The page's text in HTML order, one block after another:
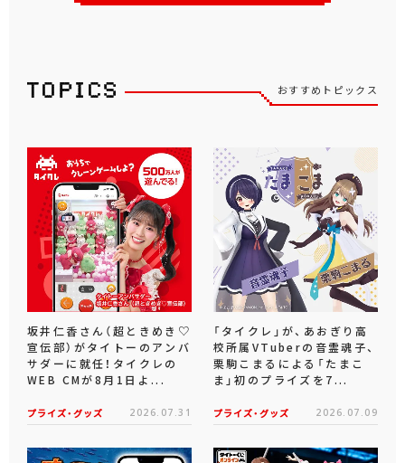
おすすめトピックス
坂井仁香さん（超ときめき♡
宣伝部）がタイトーのアンバ
サダーに就任！タイクレの
WEB CMが8月1日よ...
プライズ・グッズ 2026.07.31
「タイクレ」が、あおぎり高
校所属VTuberの音霊魂子、
栗駒こまるによる「たまこ
ま」初のプライズを7...
プライズ・グッズ 2026.07.09